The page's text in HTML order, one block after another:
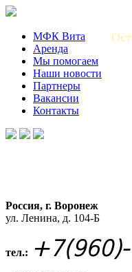
МФК Вита
Аренда
Мы помогаем
Наши новости
Партнеры
Вакансии
Контакты
Россия, г. Воронеж
ул. Ленина, д. 104-Б
тел.: